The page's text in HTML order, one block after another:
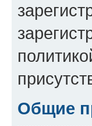
Общие